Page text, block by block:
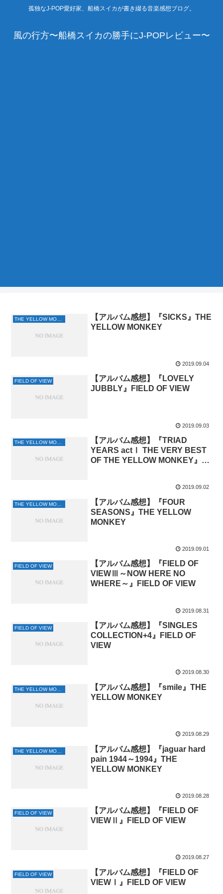
孤独なJ-POP愛好家、船橋スイカが書き綴る音楽感想ブログ。
風の行方〜船橋スイカの勝手にJ-POPレビュー〜
THE YELLOW MONKEY
【アルバム感想】『SICKS』THE
YELLOW MONKEY
2019.09.04
FIELD OF VIEW
【アルバム感想】『LOVELY
JUBBLY』FIELD OF VIEW
2019.09.03
THE YELLOW MONKEY
【アルバム感想】『TRIAD
YEARS actⅠ THE VERY BEST
OF THE YELLOW MONKEY』
2019.09.02
THE YELLOW MONKEY
【アルバム感想】『FOUR
SEASONS』THE YELLOW
MONKEY
2019.09.01
FIELD OF VIEW
【アルバム感想】『FIELD OF
VIEWⅢ～NOW HERE NO
WHERE～』FIELD OF VIEW
2019.08.31
FIELD OF VIEW
【アルバム感想】『SINGLES
COLLECTION+4』FIELD OF
VIEW
2019.08.30
THE YELLOW MONKEY
【アルバム感想】『smile』THE
YELLOW MONKEY
2019.08.29
THE YELLOW MONKEY
【アルバム感想】『jaguar hard
pain 1944～1994』THE
YELLOW MONKEY
2019.08.28
FIELD OF VIEW
【アルバム感想】『FIELD OF
VIEWⅡ』FIELD OF VIEW
2019.08.27
FIELD OF VIEW
【アルバム感想】『FIELD OF
VIEWⅠ』FIELD OF VIEW